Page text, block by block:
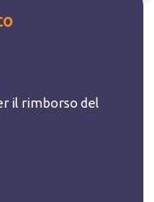
il rimborso del